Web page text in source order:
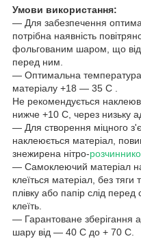
Умови використання:
― Для забезпечення
потрібна наявність
фольгованим шаром, що
перед ним.
― Оптимальна
матеріалу +18 ― 35 С .
Не рекомендується
нижче +10 С, через низьку
― Для створення міцного
наклеюється матеріал,
знежирена нітро-
― Самоклеючий матеріал
клеїться матеріал, без тяги
плівку або папір слід
клеїть.
― Гарантоване зберігання
шару від ― 40 С до + 70 С.